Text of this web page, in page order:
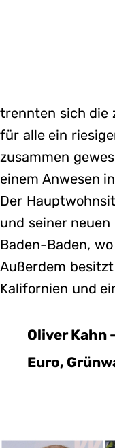
trennten sich die
für alle ein
zusammen
einem Anwesen
Der
und seiner
Baden-Baden,
Außerdem
Kalifornien und
Oliver Kahn
Euro,